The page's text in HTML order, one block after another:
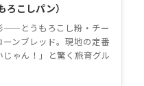
ろこしパン）
——とうもろこし粉・チー
ンブレッド。現地の定番
ゃん！」と驚く旅育グル